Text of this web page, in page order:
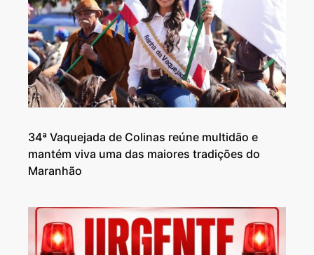
34ª Vaquejada de Colinas reúne multidão e
mantém viva uma das maiores tradições do
Maranhão